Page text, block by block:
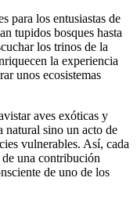
para los entusiastas de
tupidos bosques hasta
los trinos de la
la experiencia
unos ecosistemas
aves exóticas y
natural sino un acto de
vulnerables. Así, cada
una contribución
de uno de los